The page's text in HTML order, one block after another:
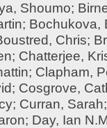
Shoumo;
; Bochukova,
Chris;
; Chatterjee,
; Clapham,
; Cosgrove,
; Curran, Sarah;
; Day, Ian